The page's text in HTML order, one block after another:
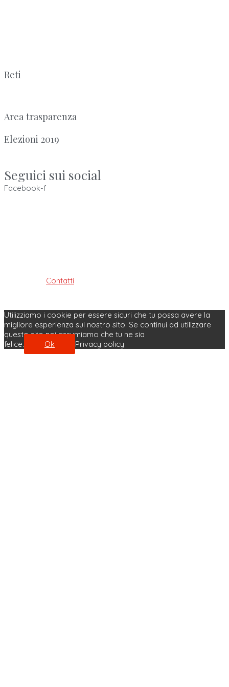
Reti
Area trasparenza
Elezioni 2019
Seguici sui social
Facebook-f
Contatti
Utilizziamo i cookie per essere sicuri che tu possa avere la
migliore esperienza sul nostro sito. Se continui ad utilizzare
questo sito noi assumiamo che tu ne sia
felice.
Ok Privacy policy